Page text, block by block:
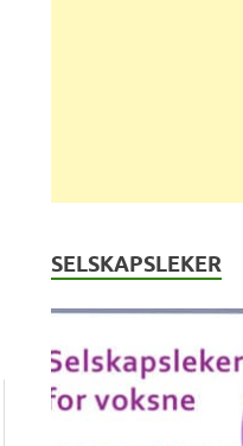
SELSKAPSLEKER